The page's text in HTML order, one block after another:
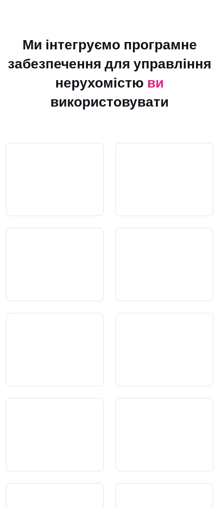
Ми інтегруємо програмне
забезпечення для управління
нерухомістю ви
використовувати